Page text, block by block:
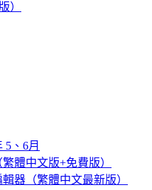
）
5、6月
體中文版+免費版）
器（繁體中文最新版）